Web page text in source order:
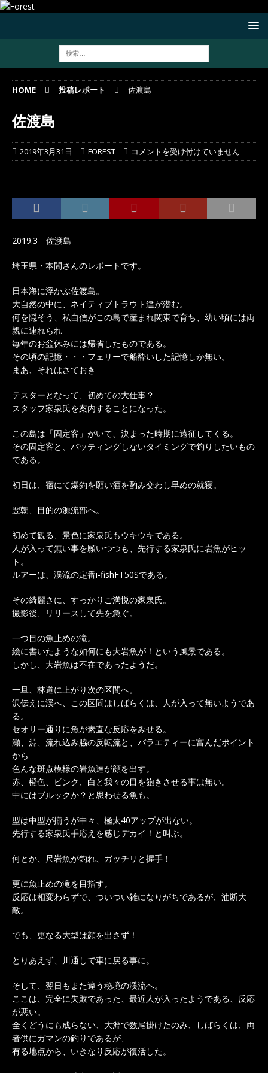
HOME 投稿レポート 佐渡島
佐渡島
2019年3月31日 FOREST コメントを受け付けていません
2019.3 佐渡島
埼玉県・本間さんのレポートです。
日本海に浮かぶ佐渡島。
大自然の中に、ネイティブトラウト達が潜む。
何を隠そう、私自信がこの島で産まれ関東で育ち、幼い頃には両
親に連れられ
毎年のお盆休みには帰省したものである。
その頃の記憶・・・フェリーで船酔いした記憶しか無い。
まあ、それはさておき
テスターとなって、初めての大仕事？
スタッフ家泉氏を案内することになった。
この島は「固定客」がいて、決まった時期に遠征してくる。
その固定客と、バッティングしないタイミングで釣りしたいもの
である。
初日は、宿にて爆釣を願い酒を酌み交わし早めの就寝。
翌朝、目的の源流部へ。
初めて観る、景色に家泉氏もウキウキである。
人が入って無い事を願いつつも、先行する家泉氏に岩魚がヒッ
ト。
ルアーは、渓流の定番i-fishFT50Sである。
その綺麗さに、すっかりご満悦の家泉氏。
撮影後、リリースして先を急ぐ。
一つ目の魚止めの滝。
絵に書いたような如何にも大岩魚が！という風景である。
しかし、大岩魚は不在であったようだ。
一旦、林道に上がり次の区間へ。
沢伝えに渓へ、この区間はしばらくは、人が入って無いようであ
る。
セオリー通りに魚が素直な反応をみせる。
瀬、淵、流れ込み脇の反転流と、バラエティーに富んだポイント
から
色んな斑点模様の岩魚達が顔を出す。
赤、橙色、ピンク、白と我々の目を飽きさせる事は無い。
中にはブルックか？と思わせる魚も。
型は中型が揃うが中々、極太40アップが出ない。
先行する家泉氏手応えを感じデカイ！と叫ぶ。
何とか、尺岩魚が釣れ、ガッチリと握手！
更に魚止めの滝を目指す。
反応は相変わらずで、ついつい雑になりがちであるが、油断大
敵。
でも、更なる大型は顔を出さず！
とりあえず、川通しで車に戻る事に。
そして、翌日もまた違う秘境の渓流へ。
ここは、完全に失敗であった、最近人が入ったようである、反応
が悪い。
全くどうにも成らない、大淵で数尾掛けたのみ、しばらくは、両
者供にガマンの釣りであるが、
有る地点から、いきなり反応が復活した。